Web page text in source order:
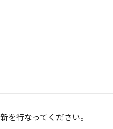
を行なってください。